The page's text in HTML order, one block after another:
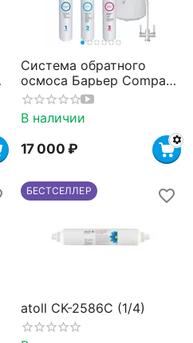
Система обратного
осмоса Барьер Compact
Osmo 100 M
В наличии
17 000 ₽
БЕСТСЕЛЛЕР
atoll CK-2586C (1/4)